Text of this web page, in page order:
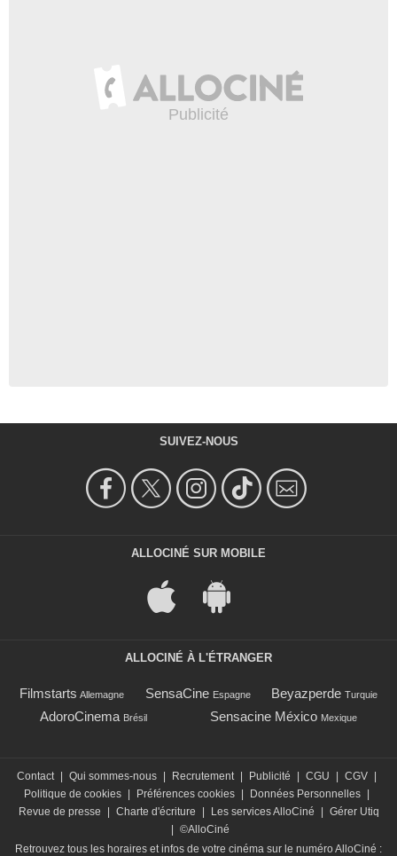
SUIVEZ-NOUS
ALLOCINÉ SUR MOBILE
ALLOCINÉ À L'ÉTRANGER
Filmstarts Allemagne SensaCine Espagne Beyazperde Turquie
AdoroCinema Brésil Sensacine México Mexique
Contact Qui sommes-nous Recrutement Publicité CGU CGV
Politique de cookies
Préférences cookies Données Personnelles
Revue de presse
Charte d'écriture Les services AlloCiné
Gérer Utiq
©AlloCiné
Retrouvez tous les horaires et infos de votre cinéma sur le numéro AlloCiné :